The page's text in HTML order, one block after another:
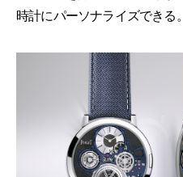
時計にパーソナライズできる。